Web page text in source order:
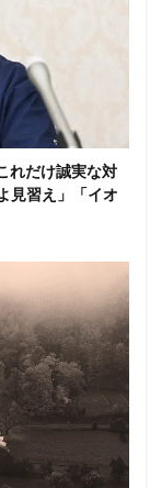
れだけ誠実な対
見習え」「イオ